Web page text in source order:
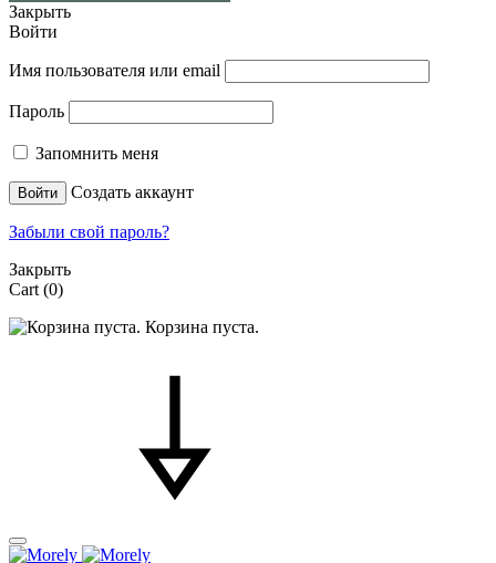
Закрыть
Войти
Имя пользователя или email
Пароль
Запомнить меня
Войти Создать аккаунт
Забыли свой пароль?
Закрыть
Cart (0)
Корзина пуста.